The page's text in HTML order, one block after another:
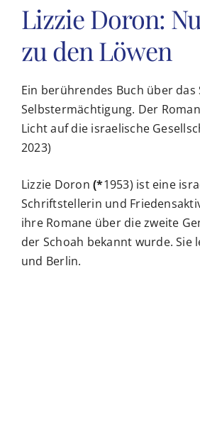
HOMERS ODÜSSEE
NEUIGKEITEN
VERANSTALTUNGEN
PUBLIKATIONEN
VOẞ-PREIS
Lizzie Doron:
zu den Löwen
Ein berührendes Buch über das
Selbstermächtigung. Der
Licht auf die israelische
2023)
Lizzie Doron (*1953) ist eine
Schriftstellerin und
ihre Romane über die zweite
der Schoah bekannt wurde. Sie
und Berlin.